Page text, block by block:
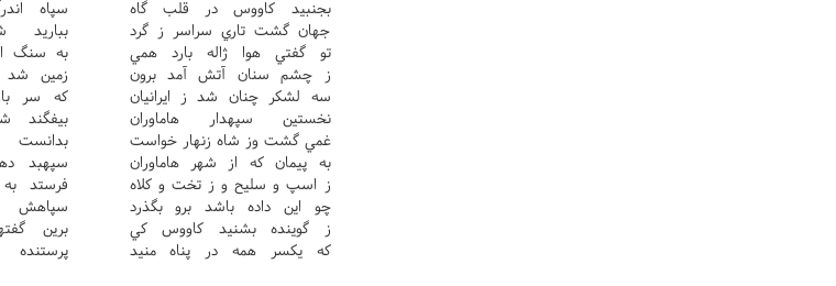
بجنبيد کاووس در قلب گاه
سپاه
جهان گشت تاري سراسر ز گرد
بباريد
تو گفتي هوا ژاله بارد همي
به سنگ
ز چشم سنان آتش آمد برون
زمين شد
سه لشکر چنان شد ز ايرانيان
که سر
نخستين سپهدار هاماوران
بيفگند
غمي گشت وز شاه زنهار خواست
بدانست
به پيمان که از شهر هاماوران
سپهبد
ز اسپ و سليح و ز تخت و کلاه
فرستد
چو اين داده باشد برو بگذرد
سپاهش
ز گوينده بشنيد کاووس کي
برين
که يکسر همه در پناه منيد